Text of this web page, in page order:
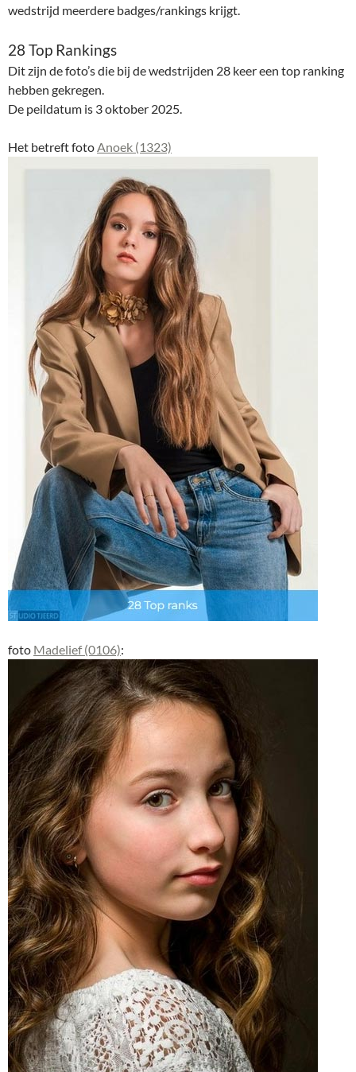
wedstrijd meerdere badges/rankings krijgt.
28 Top Rankings
Dit zijn de foto’s die bij de wedstrijden 28 keer een top ranking
hebben gekregen.
De peildatum is 3 oktober 2025.
Het betreft fotoAnoek (1323)
foto Madelief (0106):